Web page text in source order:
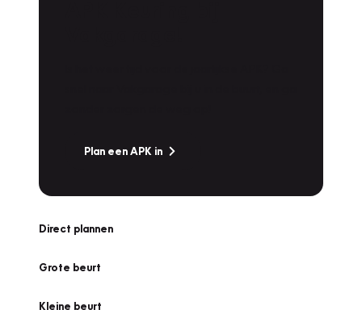
Plan een APK in
Direct plannen
Grote beurt
Kleine beurt